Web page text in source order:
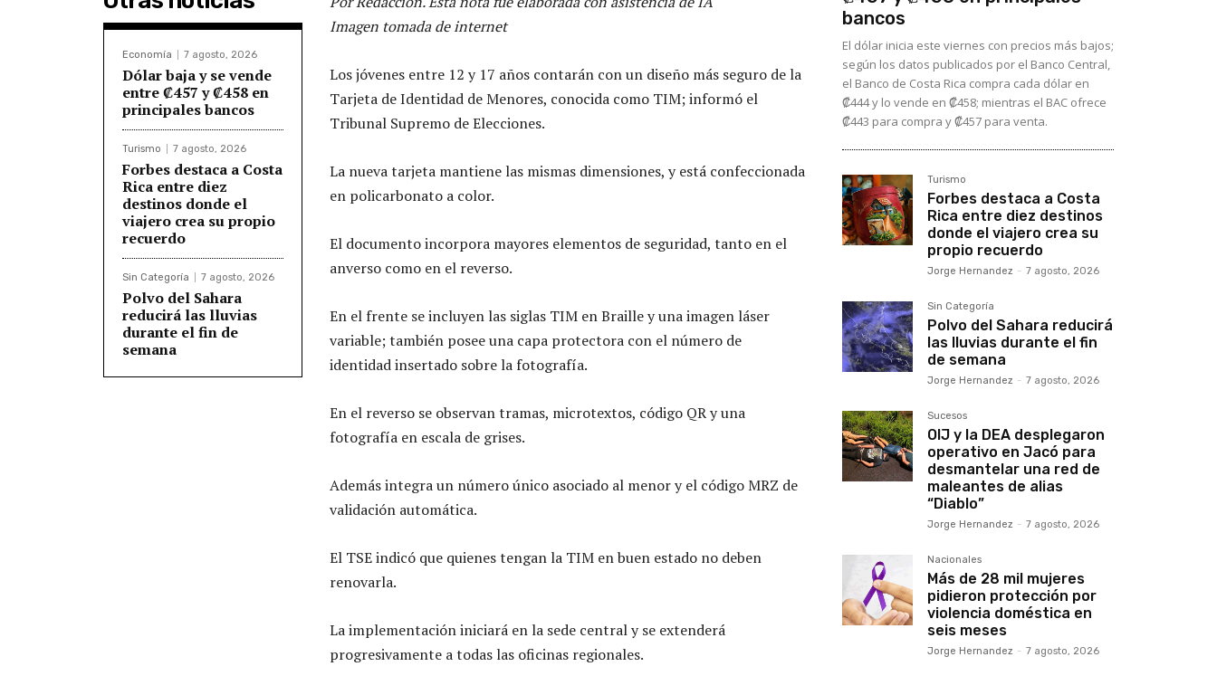
Economía 7 agosto, 2026
Dólar baja y se vende
entre ₡457 y ₡458 en
principales bancos
Turismo 7 agosto, 2026
Forbes destaca a Costa
Rica entre diez
destinos donde el
viajero crea su propio
recuerdo
Sin Categoría 7 agosto, 2026
Polvo del Sahara
reducirá las lluvias
durante el fin de
semana
Imagen tomada de internet
Los jóvenes entre 12 y 17 años contarán con un diseño más seguro de la
Tarjeta de Identidad de Menores, conocida como TIM; informó el
Tribunal Supremo de Elecciones.
La nueva tarjeta mantiene las mismas dimensiones, y está confeccionada
en policarbonato a color.
El documento incorpora mayores elementos de seguridad, tanto en el
anverso como en el reverso.
En el frente se incluyen las siglas TIM en Braille y una imagen láser
variable; también posee una capa protectora con el número de
identidad insertado sobre la fotografía.
En el reverso se observan tramas, microtextos, código QR y una
fotografía en escala de grises.
Además integra un número único asociado al menor y el código MRZ de
validación automática.
El TSE indicó que quienes tengan la TIM en buen estado no deben
renovarla.
La implementación iniciará en la sede central y se extenderá
progresivamente a todas las oficinas regionales.
bancos
El dólar inicia este viernes con precios más bajos;
según los datos publicados por el Banco Central,
el Banco de Costa Rica compra cada dólar en
₡444 y lo vende en ₡458; mientras el BAC ofrece
₡443 para compra y ₡457 para venta.
Turismo
Forbes destaca a Costa
Rica entre diez destinos
donde el viajero crea su
propio recuerdo
Jorge Hernandez - 7 agosto, 2026
Sin Categoría
Polvo del Sahara reducirá
las lluvias durante el fin
de semana
Jorge Hernandez - 7 agosto, 2026
Sucesos
OIJ y la DEA desplegaron
operativo en Jacó para
desmantelar una red de
maleantes de alias
“Diablo”
Jorge Hernandez - 7 agosto, 2026
Nacionales
Más de 28 mil mujeres
pidieron protección por
violencia doméstica en
seis meses
Jorge Hernandez - 7 agosto, 2026